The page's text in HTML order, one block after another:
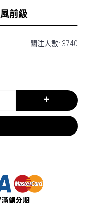
前級
關注人數: 3740
+